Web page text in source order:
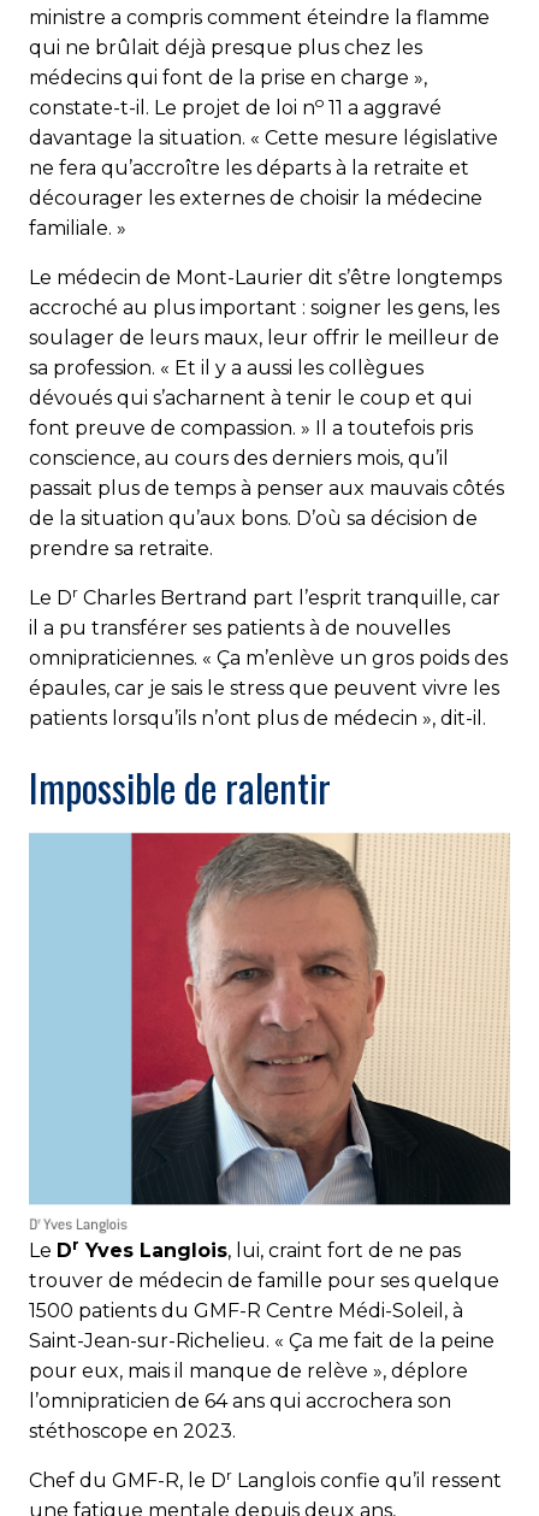
ministre a compris comment éteindre la flamme
qui ne brûlait déjà presque plus chez les
médecins qui font de la prise en charge »,
constate-t-il. Le projet de loi no 11 a aggravé
davantage la situation. « Cette mesure législative
ne fera qu’accroître les départs à la retraite et
décourager les externes de choisir la médecine
familiale. »
Le médecin de Mont-Laurier dit s’être longtemps
accroché au plus important : soigner les gens, les
soulager de leurs maux, leur offrir le meilleur de
sa profession. « Et il y a aussi les collègues
dévoués qui s’acharnent à tenir le coup et qui
font preuve de compassion. » Il a toutefois pris
conscience, au cours des derniers mois, qu’il
passait plus de temps à penser aux mauvais côtés
de la situation qu’aux bons. D’où sa décision de
prendre sa retraite.
Le Dr Charles Bertrand part l’esprit tranquille, car
il a pu transférer ses patients à de nouvelles
omnipraticiennes. « Ça m’enlève un gros poids des
épaules, car je sais le stress que peuvent vivre les
patients lorsqu’ils n’ont plus de médecin », dit-il.
Impossible de ralentir
Le Dr Yves Langlois, lui, craint fort de ne pas
trouver de médecin de famille pour ses quelque
1500 patients du GMF-R Centre Médi-Soleil, à
Saint-Jean-sur-Richelieu. « Ça me fait de la peine
pour eux, mais il manque de relève », déplore
l’omnipraticien de 64 ans qui accrochera son
stéthoscope en 2023.
Chef du GMF-R, le Dr Langlois confie qu’il ressent
une fatigue mentale depuis deux ans,